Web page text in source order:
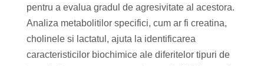
pentru a evalua gradul de agresivitate al acestora.
Analiza metabolitilor specifici, cum ar fi creatina,
cholinele si lactatul, ajuta la identificarea
caracteristicilor biochimice ale diferitelor tipuri de